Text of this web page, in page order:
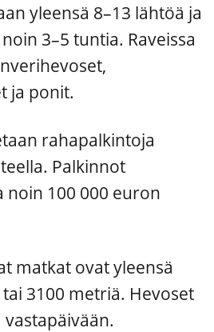
yleensä 8–13 lähtöä ja
3–5 tuntia. Raveissa
ja ponit.
rahapalkintoja
Palkinnot
noin 100 000 euron
matkat ovat yleensä
tai 3100 metriä. Hevoset